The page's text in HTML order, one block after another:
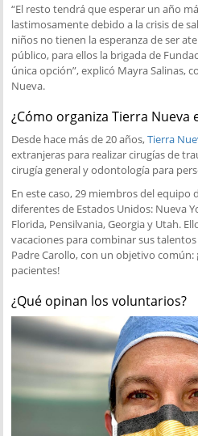
“El resto tendrá que esperar un año
lastimosamente debido a la crisis de
niños no tienen la esperanza de ser
público, para ellos la brigada de
única opción”, explicó Mayra Salinas,
Nueva.
¿Cómo organiza Tierra Nueva
Desde hace más de 20 años,Tierra
extranjeras para realizar cirugías de
cirugía general y odontología para
En este caso, 29 miembros del equipo
diferentes de Estados Unidos: Nueva
Florida, Pensilvania, Georgia y Utah.
vacaciones para combinar sus
Padre Carollo, con un objetivo común:
pacientes!
¿Qué opinan los voluntarios?